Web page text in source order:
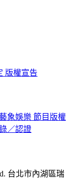
版權宣告
象娛樂 節目版權
／認證
台北市內湖區瑞